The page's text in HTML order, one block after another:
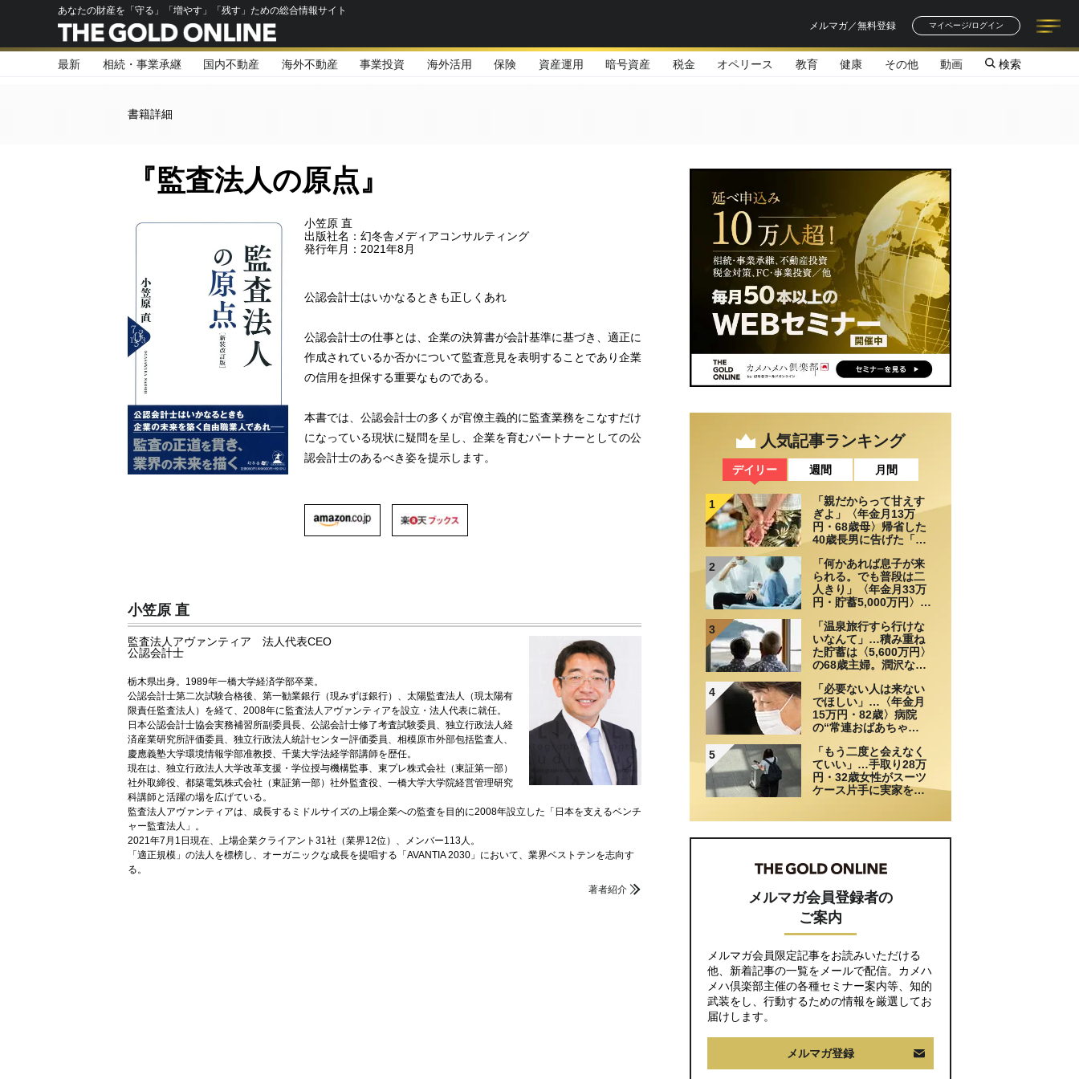
あなたの財産を「守る」「増やす」「残す」ための総合情報サイト
メルマガ／無料登録
マイページ/ログイン
記事一覧
著者一覧
最新 相続・事業承継 国内不動産 海外不動産 事業投資 海外活用 保険 資産運用 暗号資産 税金 オペリース 教育 健康 その他 動画 検索
書籍詳細
『監査法人の原点』
小笠原 直
出版社名：幻冬舎メディアコンサルティング
発行年月：2021年8月
公認会計士はいかなるときも正しくあれ
公認会計士の仕事とは、企業の決算書が会計基準に基づき、適正に
作成されているか否かについて監査意見を表明することであり企業
の信用を担保する重要なものである。
本書では、公認会計士の多くが官僚主義的に監査業務をこなすだけ
になっている現状に疑問を呈し、企業を育むパートナーとしての公
認会計士のあるべき姿を提示します。
小笠原 直
監査法人アヴァンティア 法人代表CEO
公認会計士
栃木県出身。1989年一橋大学経済学部卒業。
公認会計士第二次試験合格後、第一勧業銀行（現みずほ銀行）、太陽監査法人（現太陽有
限責任監査法人）を経て、2008年に監査法人アヴァンティアを設立・法人代表に就任。
日本公認会計士協会実務補習所副委員長、公認会計士修了考査試験委員、独立行政法人経
済産業研究所評価委員、独立行政法人統計センター評価委員、相模原市外部包括監査人、
慶應義塾大学環境情報学部准教授、千葉大学法経学部講師を歴任。
現在は、独立行政法人大学改革支援・学位授与機構監事、東プレ株式会社（東証第一部）
社外取締役、都築電気株式会社（東証第一部）社外監査役、一橋大学大学院経営管理研究
科講師と活躍の場を広げている。
監査法人アヴァンティアは、成長するミドルサイズの上場企業への監査を目的に2008年設立した「日本を支えるベンチ
ャー監査法人」。
2021年7月1日現在、上場企業クライアント31社（業界12位）、メンバー113人。
「適正規模」の法人を標榜し、オーガニックな成長を提唱する「AVANTIA 2030」において、業界ベストテンを志向す
る。
著者紹介
人気記事ランキング
デイリー 週間 月間
1
「親だからって甘えす
ぎよ」〈年金月13万
円・68歳母〉帰省した
40歳長男に告げた「も
2
「何かあれば息子が来
られる。でも普段は二
人きり」〈年金月33万
円・貯蓄5,000万円〉70
して選んだ“ちょうどい
い距離”
3
「温泉旅行すら行けな
いなんて」…積み重ね
た貯蓄は〈5,600万円〉
の68歳主婦。潤沢な老
「馬鹿だった」肩を落
とす理由
4
「必要ない人は来ない
でほしい」…〈年金月
15万円・82歳〉病院
の“常連おばあちゃ
社員の本音。それでも
通い続ける理由
5
「もう二度と会えなく
ていい」…手取り28万
円・32歳女性がスーツ
ケース片手に実家を飛
メルマガ会員登録者の
ご案内
メルマガ会員限定記事をお読みいただける
他、新着記事の一覧をメールで配信。カメハ
メハ倶楽部主催の各種セミナー案内等、知的
武装をし、行動するための情報を厳選してお
届けします。
メルマガ登録